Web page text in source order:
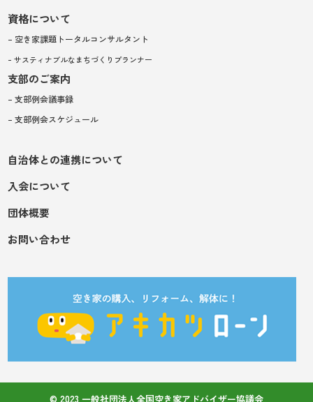
資格について
– 空き家課題トータルコンサルタント
– サスティナブルなまちづくりプランナー
支部のご案内
– 支部例会議事録
– 支部例会スケジュール
自治体との連携について
入会について
団体概要
お問い合わせ
© 2023 一般社団法人全国空き家アドバイザー協議会